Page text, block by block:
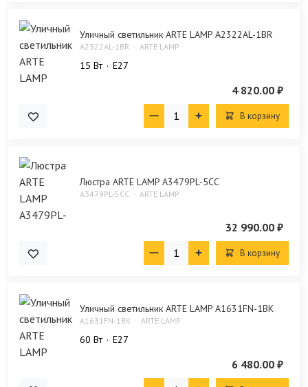
Уличный светильник ARTE LAMP A2322AL-1BR
A2322AL-1BR ARTE LAMP
15 Bт E27
4 820.00 ₽
В корзину
Люстра ARTE LAMP A3479PL-5CC
A3479PL-5CC ARTE LAMP
32 990.00 ₽
В корзину
Уличный светильник ARTE LAMP A1631FN-1BK
A1631FN-1BK ARTE LAMP
60 Bт E27
6 480.00 ₽